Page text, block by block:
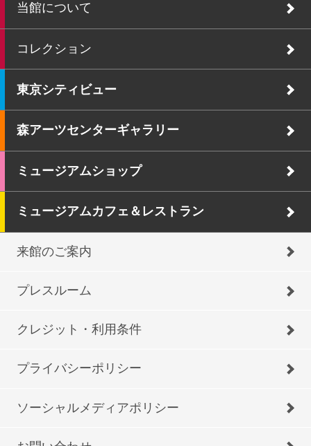
当館について
コレクション
東京シティビュー
森アーツセンターギャラリー
ミュージアムショップ
ミュージアムカフェ＆レストラン
来館のご案内
プレスルーム
クレジット・利用条件
プライバシーポリシー
ソーシャルメディアポリシー